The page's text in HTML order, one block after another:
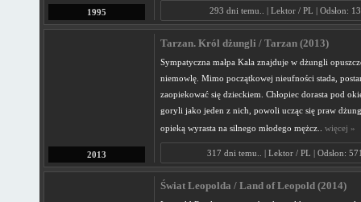
1995 293 dni temu.. | Lektor / PL | Odsłon:
2013
Tarzan. Król dżungli / Tarzan (2013)
Sympatyczna małpa Kala znajduje w dżungli
niemowlę. Mimo początkowej nieufności stada,
zaopiekować się dzieckiem. Chłopiec dorasta pod
goryli jako jeden z nich, powoli ucząc się praw
opieką wyrasta na silnego młodego mężcz.. więcej »
317 dni temu.. | Lektor / PL | Odsłon:
Świat Leopolda / Land of Leopold (2014)